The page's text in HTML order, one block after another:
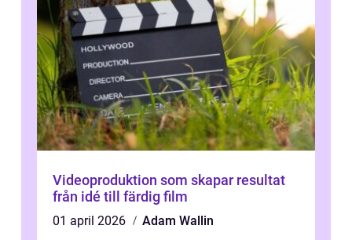
Videoproduktion som skapar resultat
från idé till färdig film
01 april 2026
Adam Wallin